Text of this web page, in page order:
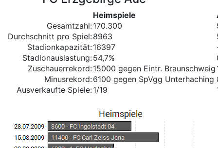
Heimspiele
Gesamtzahl:170.300
Durchschnitt pro Spiel:8963
Stadionkapazität:16397
Stadionauslastung:54,7%
Zuschauerrekord:15000 gegen Eintr. Braunschweig
Minusrekord:6100 gegen SpVgg Unterhaching
Ausverkaufte Spiele:1/19